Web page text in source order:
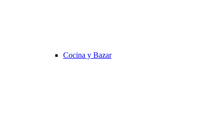
Cocina y Bazar